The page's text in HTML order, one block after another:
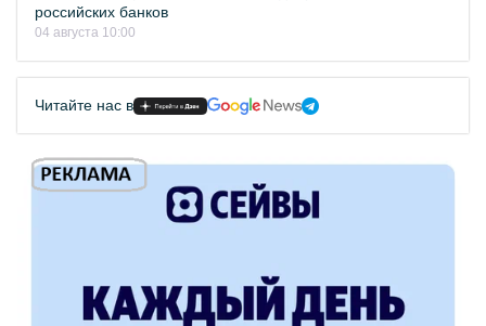
российских банков
04 августа 10:00
Читайте нас в